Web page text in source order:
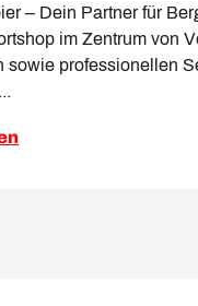
– Dein Partner für
im Zentrum von
sowie professionellen